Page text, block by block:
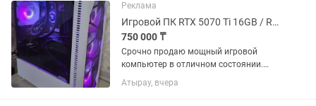
Реклама
Игровой ПК RTX 5070 Ti 16GB / Ryzen 7 5700X3D / 64GB / NVMe / Водянка,Wi-Fi
750 000 ₸
Срочно продаю мощный игровой
компьютер в отличном состоянии.
Компьютер собирался для себя из
качественных комплектующих,
Атырау, вчера